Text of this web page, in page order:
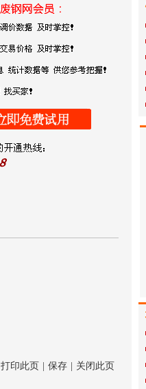
打印此页 保存 关闭此页